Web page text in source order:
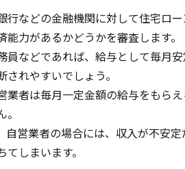
行などの金融機関に対して住宅ロ
能力があるかどうかを審査します。
員などであれば、給与として毎月
されやすいでしょう。
業者は毎月一定金額の給与をもら
自営業者の場合には、収入が不安
しまいます。